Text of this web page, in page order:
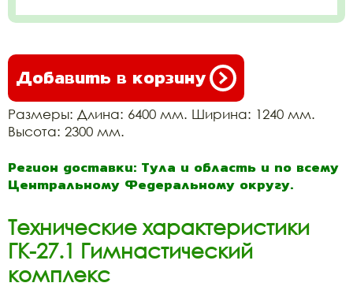
Добавить в корзину
Размеры: Длина: 6400 мм. Ширина: 1240 мм.
Высота: 2300 мм.
Регион доставки: Тула и область и по всему
Центральному Федеральному округу.
Технические характеристики
ГК-27.1 Гимнастический
комплекс